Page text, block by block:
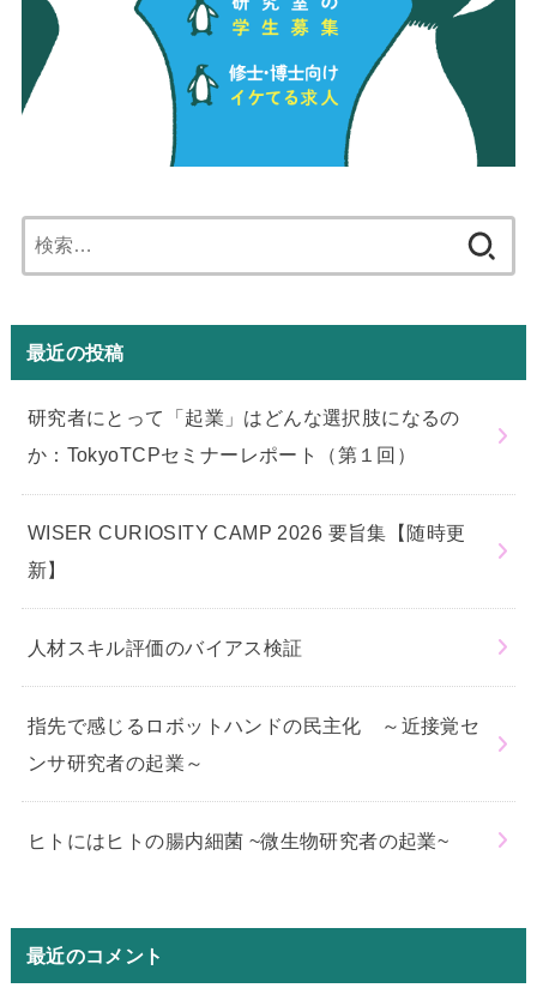
索:
最近の投稿
研究者にとって「起業」はどんな選択肢になるの
か：TokyoTCPセミナーレポート（第１回）
WISER CURIOSITY CAMP 2026 要旨集【随時更
新】
人材スキル評価のバイアス検証
指先で感じるロボットハンドの民主化 ～近接覚セ
ンサ研究者の起業～
ヒトにはヒトの腸内細菌 ~微生物研究者の起業~
最近のコメント